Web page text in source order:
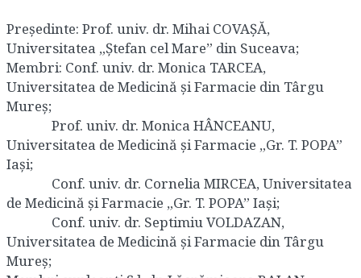
Preşedinte: Prof. univ. dr. Mihai COVAȘĂ,
Universitatea „Ștefan cel Mare” din Suceava;
Membri: Conf. univ. dr. Monica TARCEA,
Universitatea de Medicină și Farmacie din Târgu
Mureș;
Prof. univ. dr. Monica HÂNCEANU,
Universitatea de Medicină și Farmacie „Gr. T. POPA”
Iași;
Conf. univ. dr. Cornelia MIRCEA, Universitatea
de Medicină și Farmacie „Gr. T. POPA” Iași;
Conf. univ. dr. Septimiu VOLDAZAN,
Universitatea de Medicină și Farmacie din Târgu
Mureș;